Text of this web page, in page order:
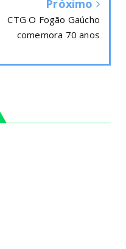
Próximo
CTG O Fogão Gaúcho
comemora 70 anos